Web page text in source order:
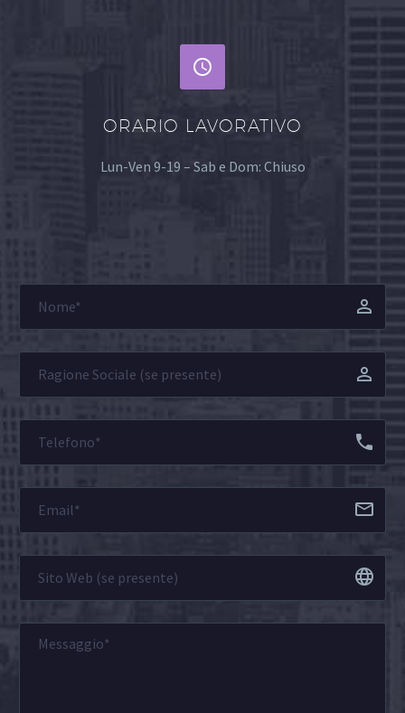


ORARIO LAVORATIVO
Lun-Ven 9-19 – Sab e Dom: Chiuso